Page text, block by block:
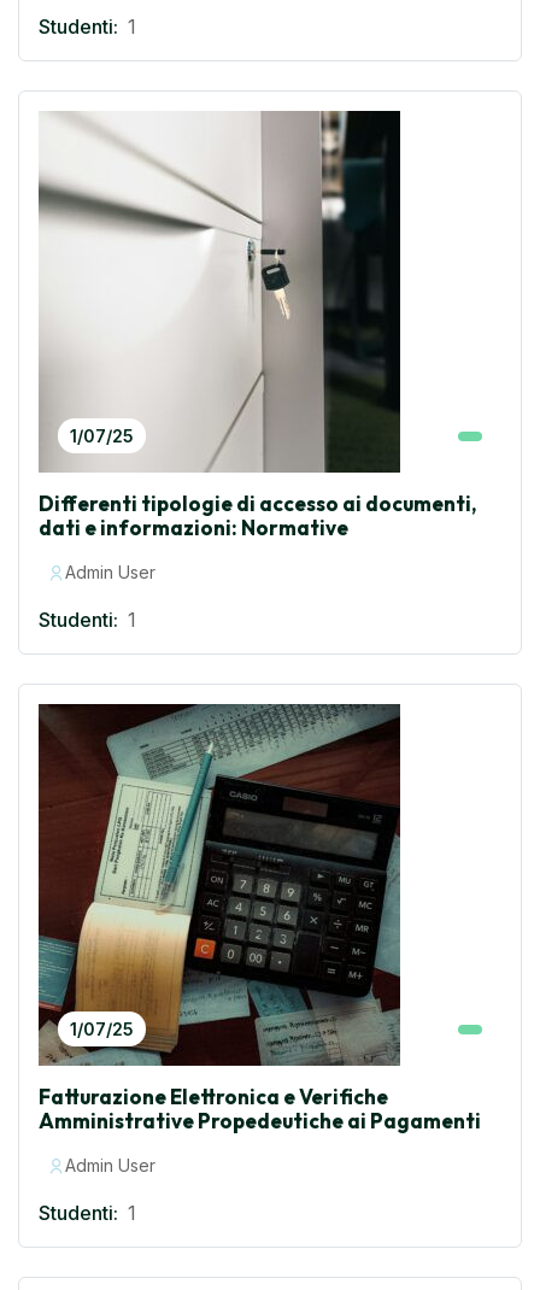
Studenti: 1
1/07/25
Differenti tipologie di accesso ai documenti,
dati e informazioni: Normative
Admin User
Studenti: 1
1/07/25
Fatturazione Elettronica e Verifiche
Amministrative Propedeutiche ai Pagamenti
Admin User
Studenti: 1